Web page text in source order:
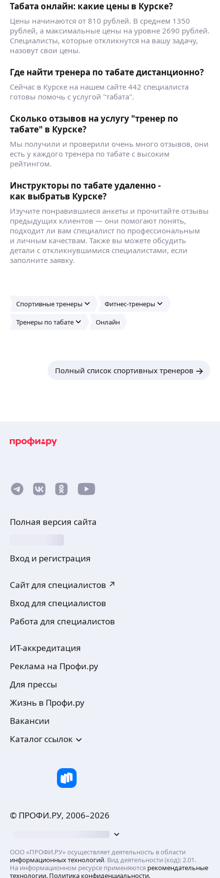
Табата онлайн: какие цены в Курске?
Цены начинаются от 810 рублей. В среднем 1350
рублей, а максимальные цены на уровне 2690 рублей.
Специалисты, которые откликнутся на вашу задачу,
назовут свои цены.
Где найти тренера по табате дистанционно?
Сейчас в Курске на нашем сайте 442 специалиста
готовы помочь с услугой "табата".
Сколько отзывов на услугу "тренер по
табате" в Курске?
Мы получили и проверили очень много отзывов, они
есть у каждого тренера по табате с высоким
рейтингом.
Инструкторы по табате удаленно -
как выбратьв Курске?
Изучите понравившиеся анкеты и прочитайте отзывы
предыдущих клиентов — они помогают понять,
подходит ли вам специалист по профессиональным
и личным качествам. Также вы можете обсудить
детали с откликнувшимися специалистами, если
заполните заявку.
Спортивные тренеры Фитнес-тренеры
Тренеры по табате Онлайн
Полный список спортивных тренеров
Полная версия сайта
Вход и регистрация
Сайт для специалистов ↗
Вход для специалистов
Работа для специалистов
ИТ-аккредитация
Реклама на Профи.ру
Для прессы
Жизнь в Профи.ру
Вакансии
Каталог ссылок
© ПРОФИ.РУ, 2006–2026
ООО «ПРОФИ.РУ» осуществляет деятельность в области
информационных технологий. Вид деятельности (код): 2.01.
На информационном ресурсе применяются рекомендательные
технологии. Политика конфиденциальности.